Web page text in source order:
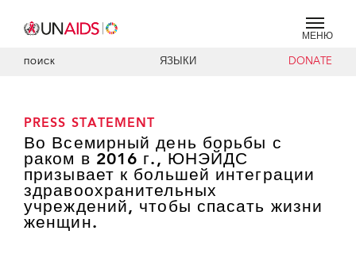
МЕНЮ
ПОИСК ЯЗЫКИ DONATE
PRESS STATEMENT
Во Всемирный день борьбы с
раком в 2016 г., ЮНЭЙДС
призывает к большей интеграции
здравоохранительных
учреждений, чтобы спасать жизни
женщин.